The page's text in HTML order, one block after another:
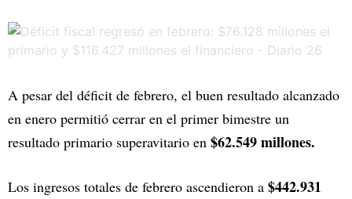
A pesar del déficit de febrero, el buen resultado alcanzado
en enero permitió cerrar en el primer bimestre un
resultado primario superavitario en $62.549 millones.
Los ingresos totales de febrero ascendieron a $442.931